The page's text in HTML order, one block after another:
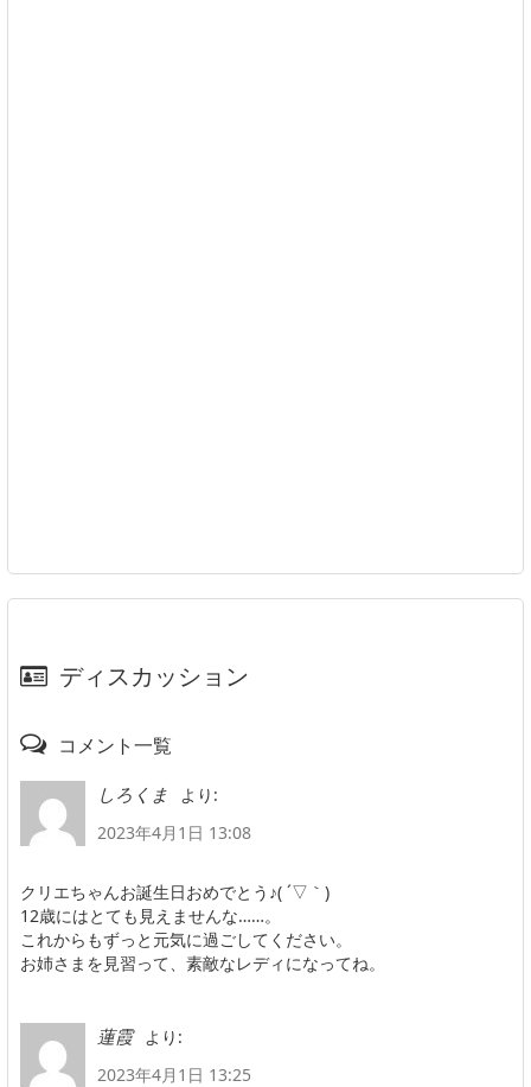
ディスカッション
コメント一覧
しろくま
より:
2023年4月1日 13:08
クリエちゃんお誕生日おめでとう♪( ´▽｀)
12歳にはとても見えませんな……。
これからもずっと元気に過ごしてください。
お姉さまを見習って、素敵なレディになってね。
蓮霞
より:
2023年4月1日 13:25